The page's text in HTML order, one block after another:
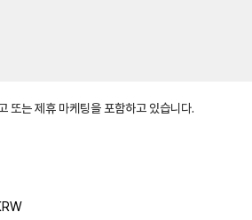
또는 제휴 마케팅을 포함하고 있습니다.